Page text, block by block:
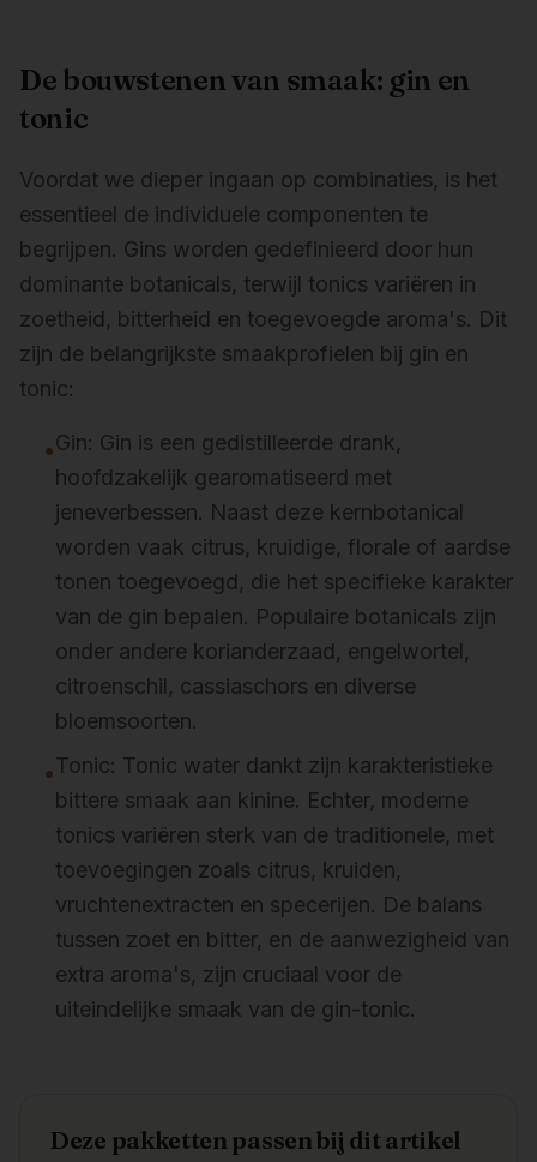
De bouwstenen van smaak: gin en
tonic
Voordat we dieper ingaan op combinaties, is het
essentieel de individuele componenten te
begrijpen. Gins worden gedefinieerd door hun
dominante botanicals, terwijl tonics variëren in
zoetheid, bitterheid en toegevoegde aroma's. Dit
zijn de belangrijkste smaakprofielen bij gin en
tonic:
•Gin: Gin is een gedistilleerde drank,
hoofdzakelijk gearomatiseerd met
jeneverbessen. Naast deze kernbotanical
worden vaak citrus, kruidige, florale of aardse
tonen toegevoegd, die het specifieke karakter
van de gin bepalen. Populaire botanicals zijn
onder andere korianderzaad, engelwortel,
citroenschil, cassiaschors en diverse
bloemsoorten.
•Tonic: Tonic water dankt zijn karakteristieke
bittere smaak aan kinine. Echter, moderne
tonics variëren sterk van de traditionele, met
toevoegingen zoals citrus, kruiden,
vruchtenextracten en specerijen. De balans
tussen zoet en bitter, en de aanwezigheid van
extra aroma's, zijn cruciaal voor de
uiteindelijke smaak van de gin-tonic.
Deze pakketten passen bij dit artikel